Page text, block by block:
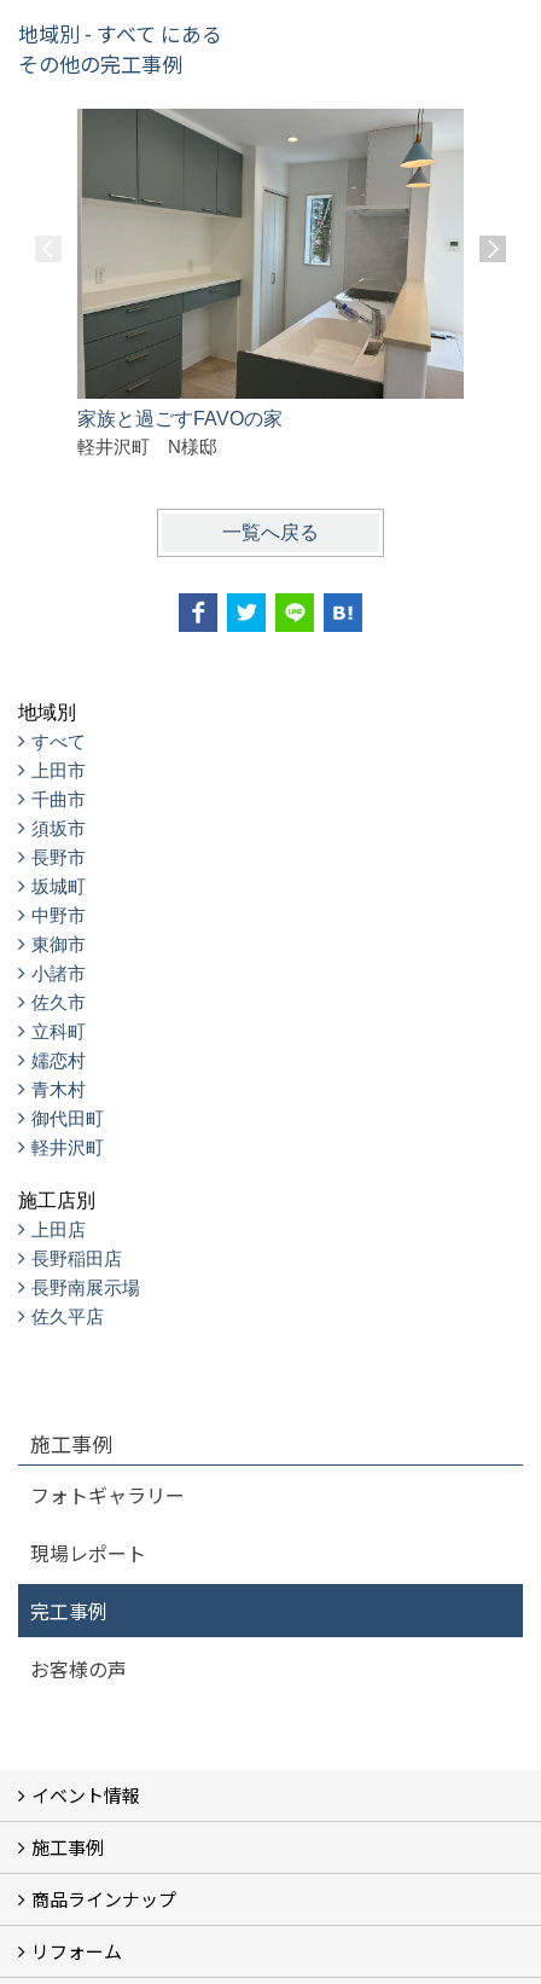
地域別 - すべて にある
その他の完工事例
家族と過ごすFAVOの家
軽井沢町 N様邸
一覧へ戻る
地域別
すべて
上田市
千曲市
須坂市
長野市
坂城町
中野市
東御市
小諸市
佐久市
立科町
嬬恋村
青木村
御代田町
軽井沢町
施工店別
上田店
長野稲田店
長野南展示場
佐久平店
施工事例
フォトギャラリー
現場レポート
完工事例
お客様の声
イベント情報
イベント予告
過去のイベント
施工事例
フォトギャラリー
モデルハウス (7)
現場レポート
完工事例
お客様の声
商品ラインナップ
商品ラインアップ一覧
FAVO（フェイボ）【自由設計】
Lodina（ロディナ）【規格住宅】
全館空調システム
リフォーム